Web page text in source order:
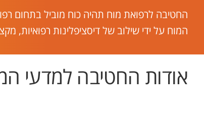
החטיבה לרפואת מוח תהיה כוח מוביל בתחום
המוח על ידי שילוב של דיסציפלינות רפואיות,
אודות החטיבה למדעי